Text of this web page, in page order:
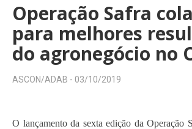
Operação Safra
para melhores
do agronegócio no
ASCON/ADAB - 03/10/2019
O lançamento da sexta edição da Operação